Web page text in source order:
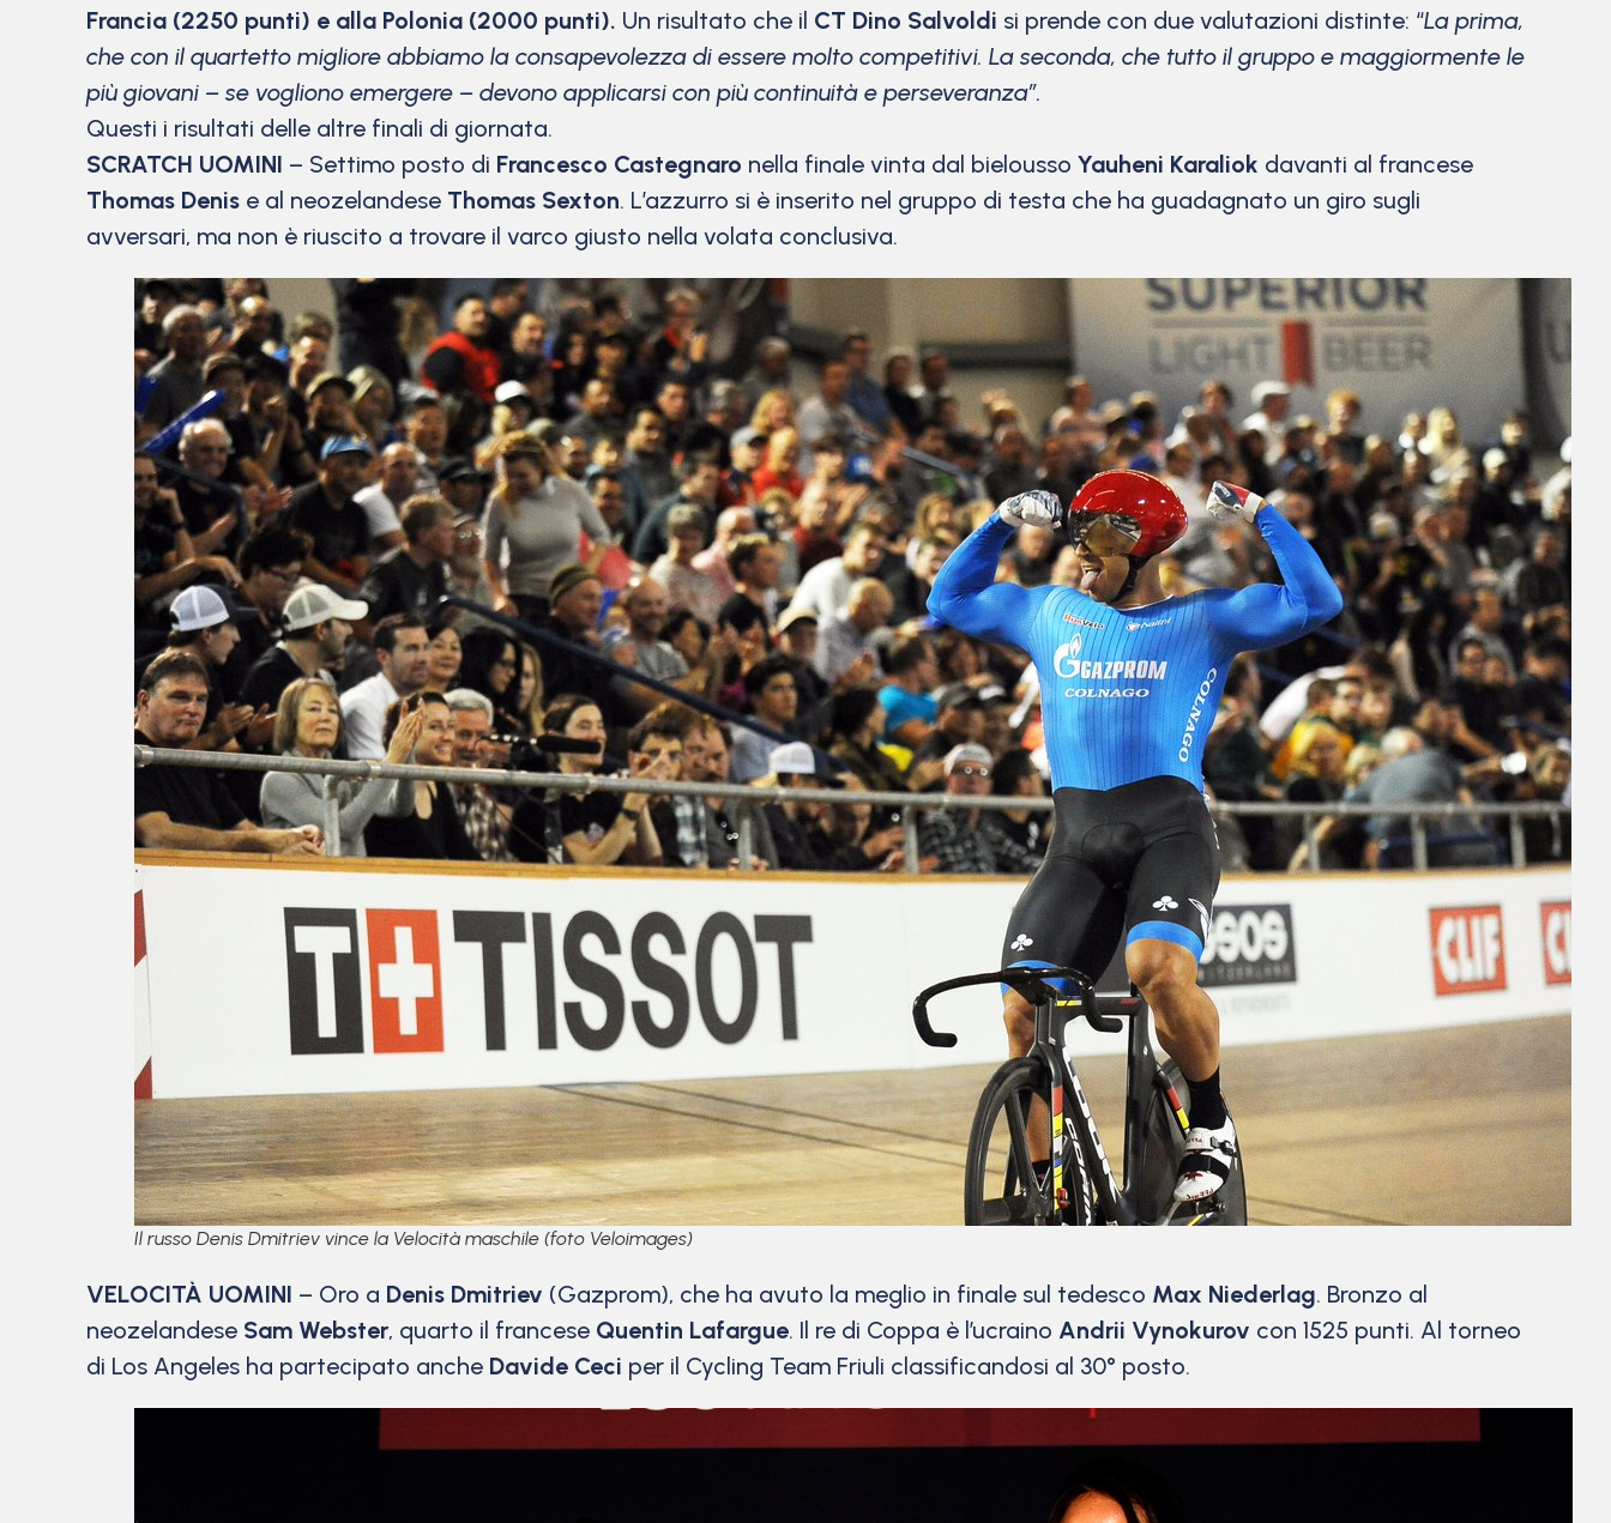
Francia (2250 punti) e alla Polonia (2000 punti). Un risultato che il CT Dino Salvoldi si prende con due valutazioni distinte: “La prima,
che con il quartetto migliore abbiamo la consapevolezza di essere molto competitivi. La seconda, che tutto il gruppo e maggiormente le
più giovani – se vogliono emergere – devono applicarsi con più continuità e perseveranza”.
Questi i risultati delle altre finali di giornata.
SCRATCH UOMINI – Settimo posto di Francesco Castegnaro nella finale vinta dal bielousso Yauheni Karaliok davanti al francese
Thomas Denis e al neozelandese Thomas Sexton. L’azzurro si è inserito nel gruppo di testa che ha guadagnato un giro sugli
avversari, ma non è riuscito a trovare il varco giusto nella volata conclusiva.
Il russo Denis Dmitriev vince la Velocità maschile (foto Veloimages)
VELOCITÀ UOMINI – Oro a Denis Dmitriev (Gazprom), che ha avuto la meglio in finale sul tedesco Max Niederlag. Bronzo al
neozelandese Sam Webster, quarto il francese Quentin Lafargue. Il re di Coppa è l’ucraino Andrii Vynokurov con 1525 punti. Al torneo
di Los Angeles ha partecipato anche Davide Ceci per il Cycling Team Friuli classificandosi al 30° posto.